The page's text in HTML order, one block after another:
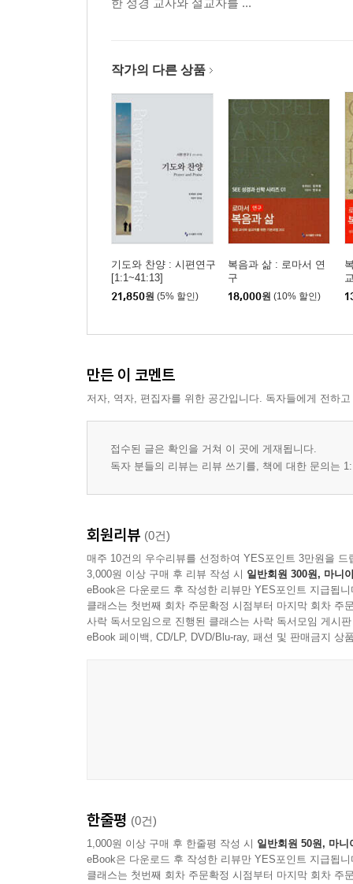
버림받음과 찬송
24(24:1-10) 291
영광의 왕
25(25:1-22) 300
기억하옵소서
26(26:1-12) 314
나를 속량하소서
27(27:1-14) 324
여호와를 기다릴지어다
28(28:1-9) 336
목자가 되소서
29(29:1-11) 346
여호와께 돌려라
슬픔이 변하여 춤이 되게 하시며
은혜가 어찌 그리 큰지요
32(32:1-11) 388
죄가 가려진 자는 복이 있도다
33(33:1-22) 399
인자하심을 베푸소서
‘나는 네 구원이다.’라고 말하소서
36(36:1-12) 447
인자하심이 어찌 그리 보배로우신지요
37(37:1-40) 458
온유한 자들은 땅을 차지하며
38(38:1-22) 480
참고서 532
한 성경 교사와 설교자를 ...
작가의 다른 상품
기도와 찬양 : 시편연구
[1:1~41:13]
21,850원 (5% 할인)
복음과 삶 : 로마서 연
구
18,000원 (10% 할인)
만든 이 코멘트
저자, 역자, 편집자를 위한 공간입니다. 독자들에게 전하
접수된 글은 확인을 거쳐 이 곳에 게재됩니다.
독자 분들의 리뷰는 리뷰 쓰기를, 책에 대한 문의는
회원리뷰 (0건)
매주 10건의 우수리뷰를 선정하여 YES포인트 3만원을 드
3,000원 이상 구매 후 리뷰 작성 시 일반회원 300원, 마니
eBook은 다운로드 후 작성한 리뷰만 YES포인트 지급됩니
클래스는 첫번째 회차 주문확정 시점부터 마지막 회차 주
사락 독서모임으로 진행된 클래스는 사락 독서모임 게시
eBook 페이백, CD/LP, DVD/Blu-ray, 패션 및 판매금지 상
한줄평 (0건)
1,000원 이상 구매 후 한줄평 작성 시 일반회원 50원, 마니
eBook은 다운로드 후 작성한 리뷰만 YES포인트 지급됩니
클래스는 첫번째 회차 주문확정 시점부터 마지막 회차 주